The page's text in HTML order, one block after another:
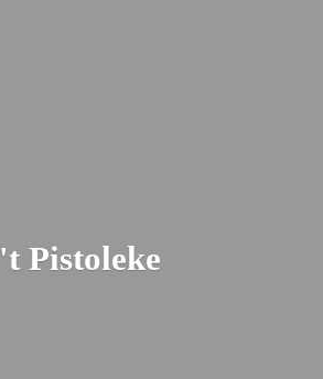
't Pistoleke